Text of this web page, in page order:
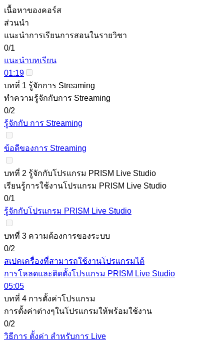
เนื้อหาของคอร์ส
ส่วนนำ
แนะนำการเรียนการสอนในรายวิชา
0/1
แนะนำบทเรียน
01:19
บทที่ 1 รู้จักการ Streaming
ทำความรู้จักกับการ Streaming
0/2
รู้จักกับ การ Streaming
ข้อดีของการ Streaming
บทที่ 2 รู้จักกับโปรแกรม PRISM Live Studio
เรียนรู้การใช้งานโปรแกรม PRISM Live Studio
0/1
รู้จักกับโปรแกรม PRISM Live Studio
บทที่ 3 ความต้องการของระบบ
0/2
สเปคเครื่องที่สามารถใช้งานโปรแกรมได้
การโหลดและติดตั้งโปรแกรม PRISM Live Studio
05:05
บทที่ 4 การตั้งค่าโปรแกรม
การตั้งค่าต่างๆในโปรแกรมให้พร้อมใช้งาน
0/2
วิธีการ ตั้งค่า สำหรับการ Live